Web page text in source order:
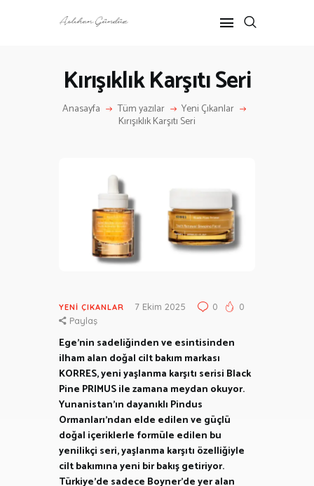
Kırışıklık Karşıtı Seri
Anasayfa Tüm yazılar Yeni Çıkanlar
Kırışıklık Karşıtı Seri
ANASAYFA
RÖPORTAJ
HAKKIMDA
İLETIŞIM
YENI ÇIKANLAR 7 Ekim 2025 0
0
Paylaş
Ege’nin sadeliğinden ve esintisinden
ilham alan doğal cilt bakım markası
KORRES, yeni yaşlanma karşıtı serisi Black
Pine PRIMUS ile zamana meydan okuyor.
Yunanistan’ın dayanıklı Pindus
Ormanları’ndan elde edilen ve güçlü
doğal içeriklerle formüle edilen bu
yenilikçi seri, yaşlanma karşıtı özelliğiyle
cilt bakımına yeni bir bakış getiriyor.
Türkiye’de sadece Boyner’de yer alan